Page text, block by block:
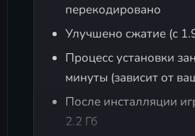
перекодировано
Улучшено сжатие (с
Процесс установки
минуты (зависит от
После инсталляции
2.2 Гб